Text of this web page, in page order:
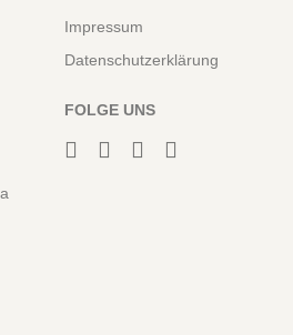
Impressum
Datenschutzerklärung
FOLGE UNS